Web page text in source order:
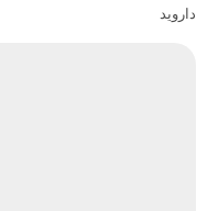
دارويد